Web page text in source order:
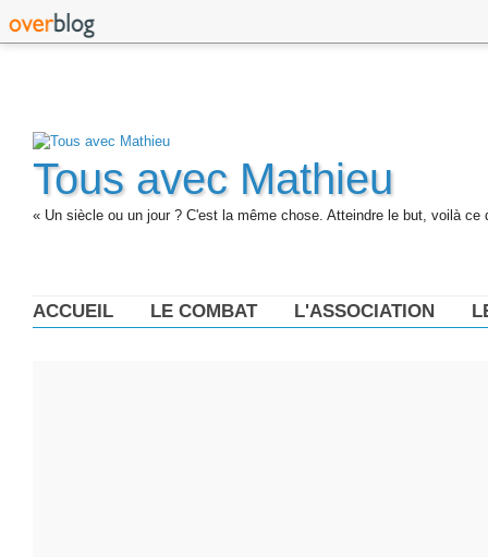
Tous avec Mathieu
« Un siècle ou un jour ? C'est la même chose. Atteindre le but, voilà ce
ACCUEIL LE COMBAT L'ASSOCIATION